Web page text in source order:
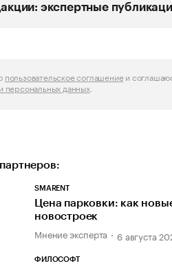
экспертные
пользовательское соглашениеи
персональных данных.
SMARENT
Цена парковки: как
новостроек
Мнение эксперта 6 августа
ФИЛОСОФТ